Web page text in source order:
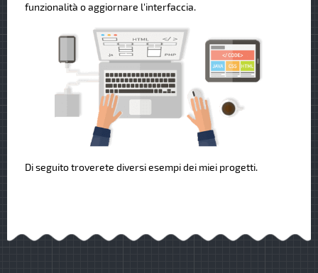
funzionalità o aggiornare l'interfaccia.
Di seguito troverete diversi esempi dei miei progetti.